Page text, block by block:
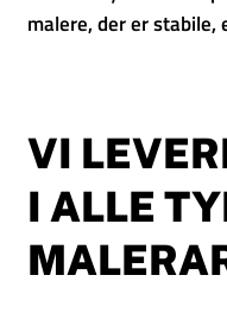
malere, der er
VI
I ALLE